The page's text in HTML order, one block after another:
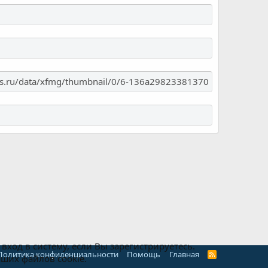
конфиденциальности Помощь Главная
R
в систему, если Вы зарегистрируетесь.
файлов cookie.